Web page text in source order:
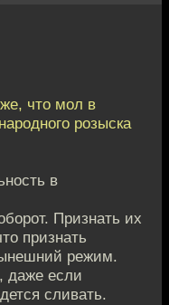
что мол в
розыска
в
Признать их
признать
режим.
даже если
сливать.